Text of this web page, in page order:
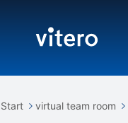
Start virtual team room